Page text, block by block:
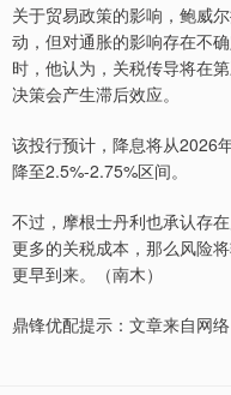
关于贸易政策的影响，鲍威
动，但对通胀的影响存在不
时，他认为，关税传导将在
决策会产生滞后效应。
该投行预计，降息将从2026
降至2.5%-2.75%区间。
不过，摩根士丹利也承认存
更多的关税成本，那么风险
更早到来。（南木）
鼎锋优配提示：文章来自网络